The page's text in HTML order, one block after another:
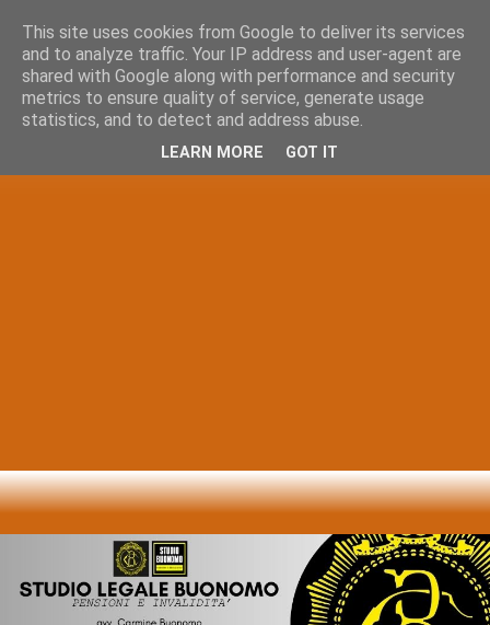
This site uses cookies from Google to deliver its services
and to analyze traffic. Your IP address and user-agent are
shared with Google along with performance and security
metrics to ensure quality of service, generate usage
statistics, and to detect and address abuse.
LEARN MORE GOT IT